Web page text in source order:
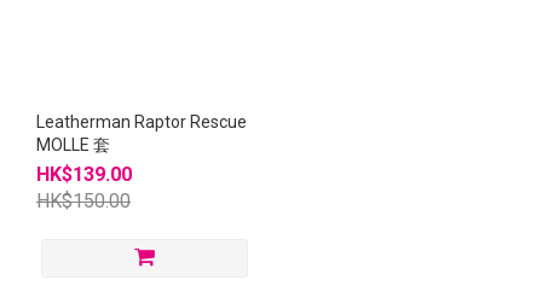
Leatherman Raptor Rescue
MOLLE 套
HK$139.00
HK$150.00